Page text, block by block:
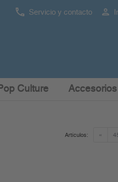
Servicio y contacto
Culture
«
Artículos: